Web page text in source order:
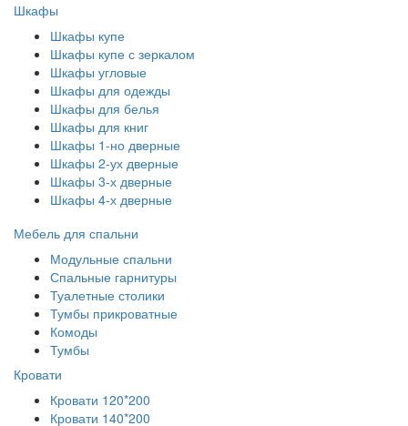
Шкафы
Шкафы купе
Шкафы купе с зеркалом
Шкафы угловые
Шкафы для одежды
Шкафы для белья
Шкафы для книг
Шкафы 1-но дверные
Шкафы 2-ух дверные
Шкафы 3-х дверные
Шкафы 4-х дверные
Мебель для спальни
Модульные спальни
Спальные гарнитуры
Туалетные столики
Тумбы прикроватные
Комоды
Тумбы
Кровати
Кровати 120*200
Кровати 140*200